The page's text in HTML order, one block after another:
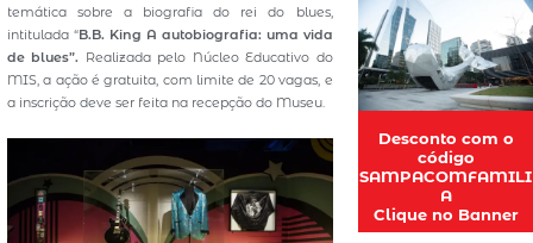
temática sobre a biografia do rei do blues,
intitulada “B.B. King A autobiografia: uma vida
de blues”. Realizada pelo Núcleo Educativo do
MIS, a ação é gratuita, com limite de 20 vagas, e
a inscrição deve ser feita na recepção do Museu.
Desconto com o
código
SAMPACOMFAMILI
A
Clique no Banner